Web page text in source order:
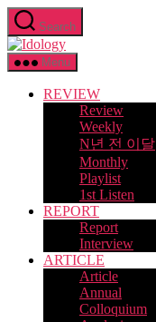
Skip
to
the
content
Search
Idology
Menu
REVIEW
Review
Weekly
N년 전 이달
Monthly
Playlist
1st Listen
REPORT
Report
Interview
ARTICLE
Article
Annual
Colloquium